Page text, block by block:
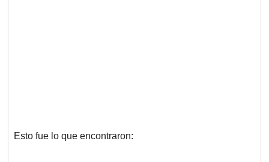
Esto fue lo que encontraron: